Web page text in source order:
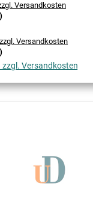
Versandkosten
Versandkosten
zzgl. Versandkosten